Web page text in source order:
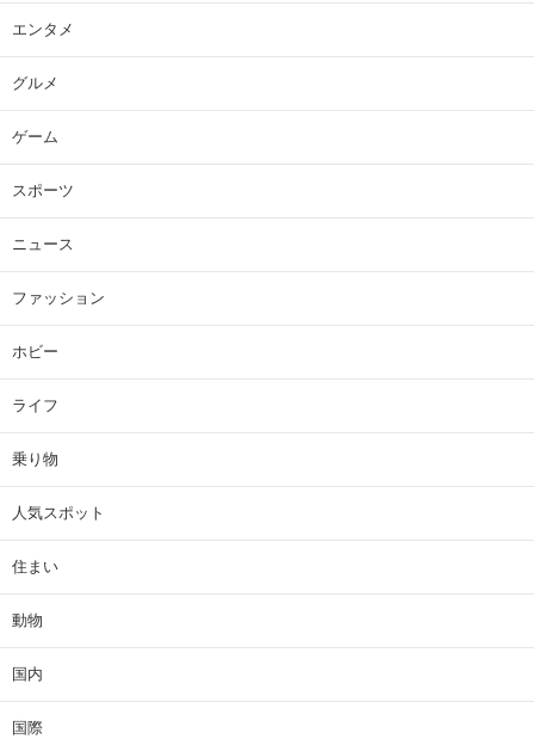
エンタメ
グルメ
ゲーム
スポーツ
ニュース
ファッション
ホビー
ライフ
乗り物
人気スポット
住まい
動物
国内
国際